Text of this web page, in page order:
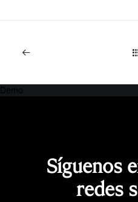
Demo
Síguenos
redes